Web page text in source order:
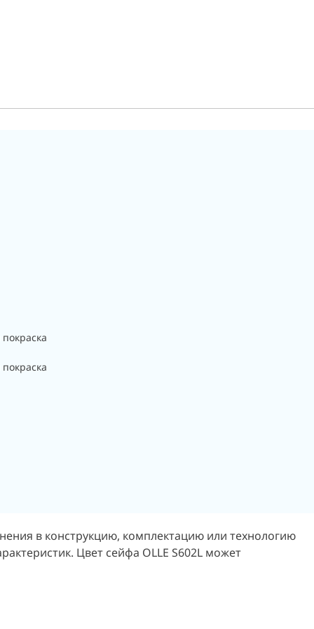
в конструкцию, комплектацию или технологию
Цвет сейфа OLLE S602L может